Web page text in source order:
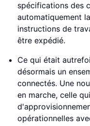
spécifications des
automatiquement
instructions de
être expédié.
Ce qui était
désormais un
connectés. Une
en marche, celle
opérationnelles